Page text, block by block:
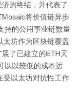
的终结，并代表了
将价值链异步
持的公用事业链数量
太坊作为区块链覆盖
了已建立的ETH天
以以较低的成本运
受以太坊对抗性工作